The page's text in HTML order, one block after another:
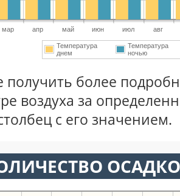
мар апр май июн июл авг
Температура
днем
Температура
ночью
получить более
воздуха за
с его значением.